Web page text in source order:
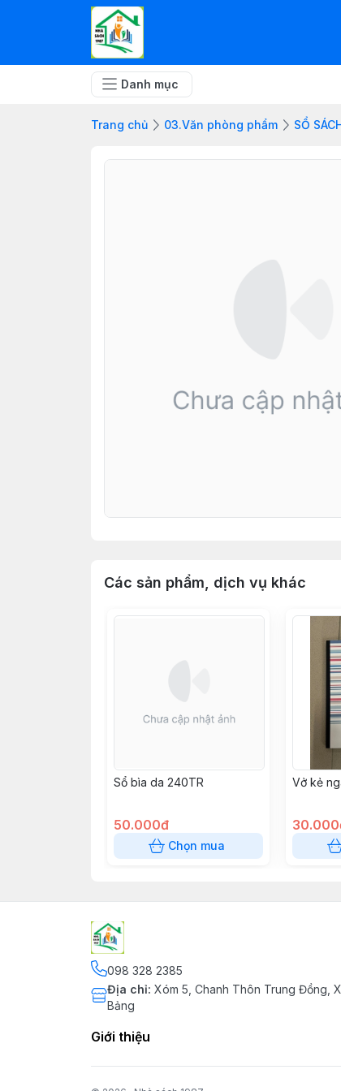
Danh mục
Trang chủ 03.Văn phòng phẩm SỔ
Các sản phẩm, dịch vụ khác
Sổ bìa da 240TR
50.000đ
Chọn mua
Vở kẻ
098 328 2385
Địa chỉ: Xóm 5, Chanh Thôn Trung Đồng,
Bảng
Giới thiệu